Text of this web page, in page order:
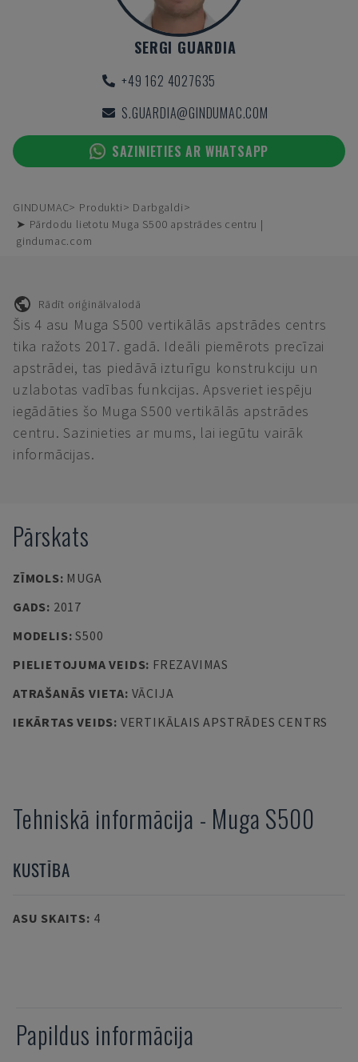
SERGI GUARDIA
+49 162 4027635
S.GUARDIA@GINDUMAC.COM
SAZINIETIES AR WHATSAPP
GINDUMAC Produkti
Darbgaldi
➤ Pārdodu lietotu Muga S500 apstrādes centru |
gindumac.com
Rādīt oriģinālvalodā
Šis 4 asu Muga S500 vertikālās apstrādes centrs
tika ražots 2017. gadā. Ideāli piemērots precīzai
apstrādei, tas piedāvā izturīgu konstrukciju un
uzlabotas vadības funkcijas. Apsveriet iespēju
iegādāties šo Muga S500 vertikālās apstrādes
centru. Sazinieties ar mums, lai iegūtu vairāk
informācijas.
Pārskats
ZĪMOLS: MUGA
GADS: 2017
MODELIS:S500
PIELIETOJUMA VEIDS: FREZAVIMAS
ATRAŠANĀS VIETA: VĀCIJA
IEKĀRTAS VEIDS: VERTIKĀLAIS APSTRĀDES CENTRS
Tehniskā informācija - Muga S500
KUSTĪBA
ASU SKAITS: 4
Papildus informācija